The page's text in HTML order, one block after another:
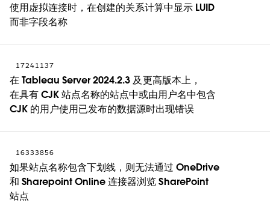
使用虚拟连接时，在创建的关系计算中显示 LUID
而非字段名称
17241137
在 Tableau Server 2024.2.3 及更高版本上，
在具有 CJK 站点名称的站点中或由用户名中包含
CJK 的用户使用已发布的数据源时出现错误
16333856
如果站点名称包含下划线，则无法通过 OneDrive
和 Sharepoint Online 连接器浏览 SharePoint
站点